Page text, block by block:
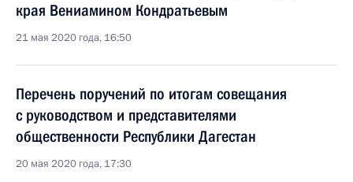
края Вениамином Кондратьевым
21 мая 2020 года, 16:50
Перечень поручений по итогам совещания
с руководством и представителями
общественности Республики Дагестан
20 мая 2020 года, 17:30